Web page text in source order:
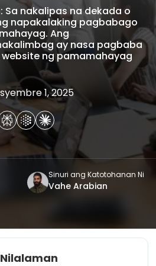
Sa nakalipas na dekada o
napakalaking pagbabago
Ang
ay nasa pagbaba
ng pamamahayag
1, 2025
Sinuri ang Katotohanan Ni
Vahe Arabian